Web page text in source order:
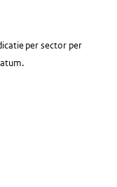
per sector per